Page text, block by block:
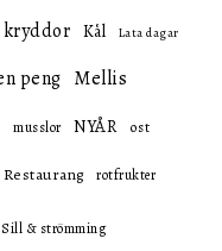
kryddor Kål Lata dagar
peng Mellis
musslor NYÅR ost
Restaurang rotfrukter
Sill & strömming